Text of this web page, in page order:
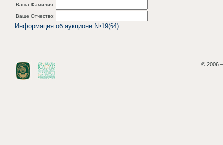
Ваша Фамилия:
Ваше Отчество:
Информация об аукционе №19(64)
© 2006